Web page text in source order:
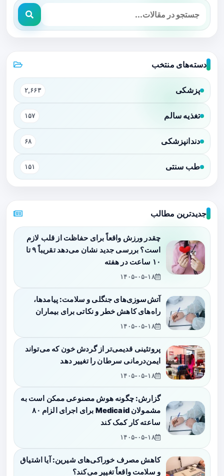
دسته‌های منتخب
پزشکی ۲,۶۶۳
تغذیه سالم ۱۵۷
دندانپزشکی ۶۸
طب سنتی ۱۵۱
جدیدترین مطالب
چقدر ورزش واقعاً برای حفاظت از قلب لازم
است؟ بررسی جدید نشان می‌دهد تقریباً ۹ تا
۱۰ ساعت در هفته
۱۴۰۵-۰۵-۱۸
آتش‌سوزی‌های جنگلی و سلامت: پیامدها،
راه‌های کاهش خطر و نکاتی برای بیماران
۱۴۰۵-۰۵-۱۸
پروتئینی قدیمی‌تر از گردش خون که می‌تواند
ایمن‌درمانی سرطان را تغییر دهد
۱۴۰۵-۰۵-۱۸
گزارش: چگونه هوش مصنوعی ممکن است به
مشمولان Medicaid برای اجرای الزام ۸۰
ساعته کار کمک کند
۱۴۰۵-۰۵-۱۸
کاهش مصرف خوراکی‌های شیرین: آیا اشتیاق
و سلامت واقعاً تغییر می‌کند؟